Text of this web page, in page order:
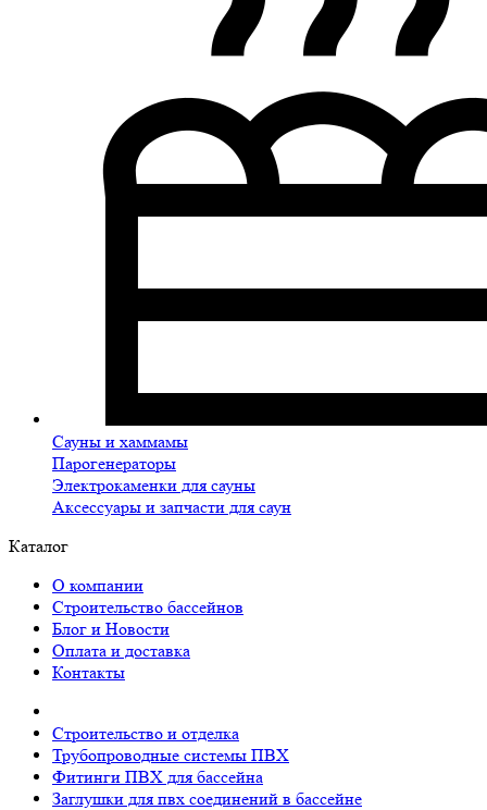
Сауны и хаммамы
Парогенераторы
Электрокаменки для сауны
Аксессуары и запчасти для саун
Каталог
О компании
Строительство бассейнов
Блог и Новости
Оплата и доставка
Контакты
Строительство и отделка
Трубопроводные системы ПВХ
Фитинги ПВХ для бассейна
Заглушки для пвх соединений в бассейне